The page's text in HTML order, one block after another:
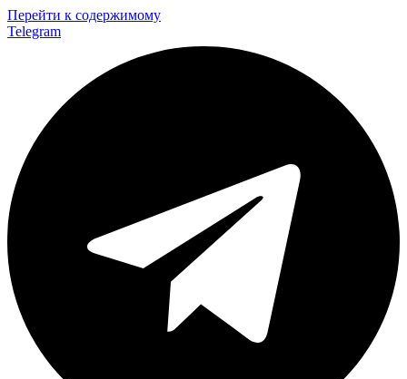
Перейти к содержимому
Telegram